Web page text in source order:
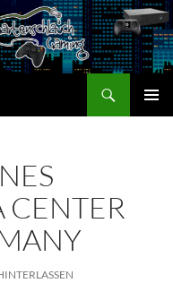
CENTER